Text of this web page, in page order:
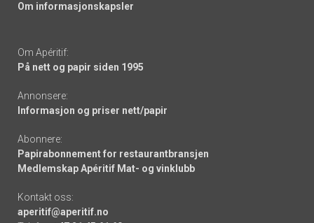
Om informasjonskapsler
Om Apéritif:
På nett og papir siden 1995
Annonsere:
Informasjon og priser nett/papir
Abonnere:
Papirabonnement for restaurantbransjen
Medlemskap Apéritif Mat- og vinklubb
Kontakt oss:
aperitif@aperitif.no